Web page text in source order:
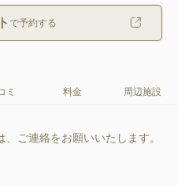
で予約する
ミ 料金 周辺施設
ご連絡をお願いいたします。